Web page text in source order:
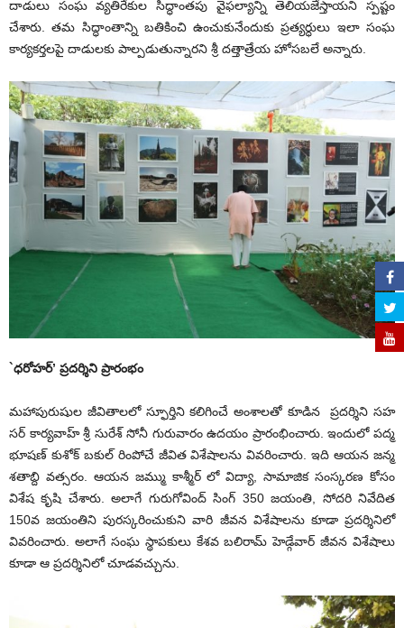
దాడులు సంఘ వ్యతిరేకుల సిద్ధాంతపు వైఫల్యాన్ని తెలియజేస్తాయని స్పష్టం
చేశారు. తమ సిద్ధాంతాన్ని బతికించి ఉంచుకునేందుకు ప్రత్యర్ధులు ఇలా సంఘ
కార్యకర్తలపై దాడులకు పాల్పడుతున్నారని శ్రీ దత్తాత్రేయ హోసబలే అన్నారు.
`ధరోహర్’ ప్రదర్శిని ప్రారంభం
మహాపురుషుల జీవితాలలో స్ఫూర్తిని కలిగించే అంశాలతో కూడిన ప్రదర్శిని సహ
సర్ కార్యవాహ్ శ్రీ సురేశ్ సోనీ గురువారం ఉదయం ప్రారంభించారు. ఇందులో పద్మ
భూషణ్ కుశోక్ బకుల్ రింపోచే జీవిత విశేషాలను వివరించారు. ఇది ఆయన జన్మ
శతాబ్ది వత్సరం. ఆయన జమ్ము కాశ్మీర్ లో విద్యా, సామాజిక సంస్కరణ కోసం
విశేష కృషి చేశారు. అలాగే గురుగోవింద్ సింగ్ 350 జయంతి, సోదరి నివేదిత
150వ జయంతిని పురస్కరించుకుని వారి జీవన విశేషాలను కూడా ప్రదర్శినిలో
వివరించారు. అలాగే సంఘ స్థాపకులు కేశవ బలిరామ్ హెడ్గేవార్ జీవన విశేషాలు
కూడా ఆ ప్రదర్శినిలో చూడవచ్చును.